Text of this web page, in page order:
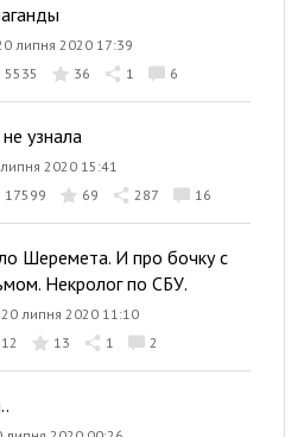
липня 2020 17:39
5535 36 1 6
узнала
2020 15:41
17599 69 287 16
Шеремета. И про бочку с
Некролог по СБУ.
20 липня 2020 11:10
13 1 2